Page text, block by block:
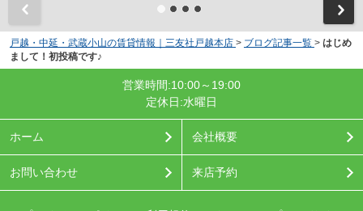
戸越・中延・武蔵小山の賃貸情報｜三友社戸越本店 > ブログ記事一覧 > はじめ
まして！初投稿です♪
営業時間:10:00～19:00
定休日:水曜日
ホーム 会社概要
お問い合わせ 来店予約